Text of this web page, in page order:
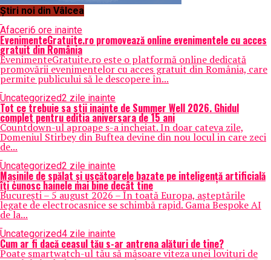
Știri noi din Vâlcea
Afaceri6 ore inainte
EvenimenteGratuite.ro promovează online evenimentele cu acces
gratuit din România
EvenimenteGratuite.ro este o platformă online dedicată
promovării evenimentelor cu acces gratuit din România, care
permite publicului să le descopere în...
Uncategorized2 zile inainte
Tot ce trebuie sa stii inainte de Summer Well 2026. Ghidul
complet pentru editia aniversara de 15 ani
Countdown-ul aproape s-a incheiat. In doar cateva zile,
Domeniul Stirbey din Buftea devine din nou locul in care zeci
de...
Uncategorized2 zile inainte
Mașinile de spălat și uscătoarele bazate pe inteligență artificială
îți cunosc hainele mai bine decât tine
București – 5 august 2026 – În toată Europa, așteptările
legate de electrocasnice se schimbă rapid. Gama Bespoke AI
de la...
Uncategorized4 zile inainte
Cum ar fi dacă ceasul tău s-ar antrena alături de tine?
Poate smartwatch-ul tău să măsoare viteza unei lovituri de